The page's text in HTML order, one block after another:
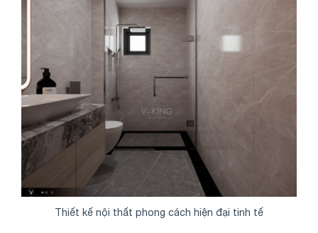
Thiết kế nội thất phong cách hiện đại tinh tế